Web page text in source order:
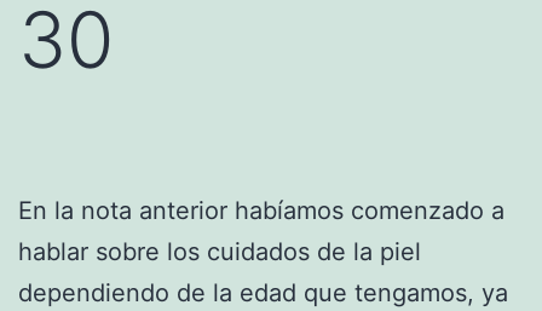
30
En la nota anterior habíamos comenzado a
hablar sobre los cuidados de la piel
dependiendo de la edad que tengamos, ya